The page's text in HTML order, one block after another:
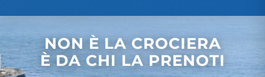
NON È LA CROCIERA
È DA CHI LA PRENOTI